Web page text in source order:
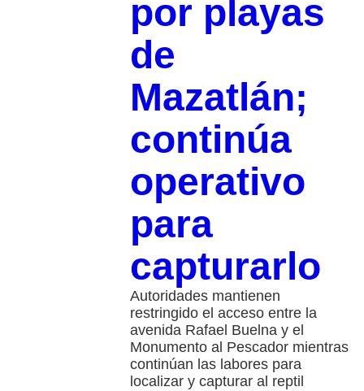
por playas
de
Mazatlán;
continúa
operativo
para
capturarlo
Autoridades mantienen
restringido el acceso entre la
avenida Rafael Buelna y el
Monumento al Pescador mientras
continúan las labores para
localizar y capturar al reptil